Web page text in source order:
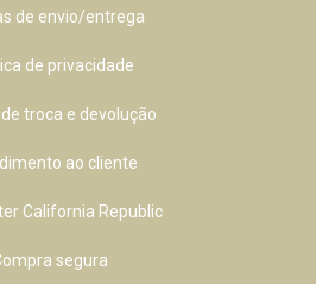
de envio/entrega
de privacidade
troca e devolução
ao cliente
California Republic
segura